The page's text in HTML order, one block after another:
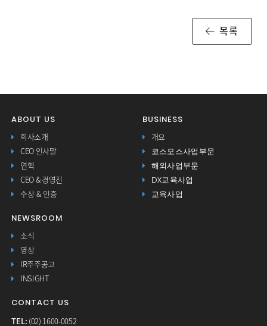
목록
ABOUT US
회사소개
CEO 인사말
연혁
CEO & 경영진
수상 & 인증
BUSINESS
개요
코스모스사업부문
해외사업부문
DX교육사업
교육사업
NEWSROOM
소식
영상
IR주주공고
INSIGHT
CONTACT US
TEL: (02) 1600-0052